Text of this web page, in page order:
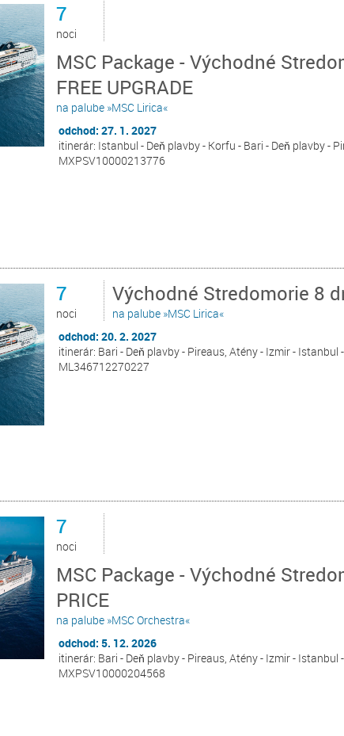
7
noci
MSC Package - Východné
FREE UPGRADE
na palube »MSC Lirica«
odchod: 27. 1. 2027
itinerár: Istanbul - Deň plavby - Korfu - Bari - Deň plavby -
MXPSV10000213776
7
noci
Východné Stredomorie 8
na palube »MSC Lirica«
odchod: 20. 2. 2027
itinerár: Bari - Deň plavby - Pireaus, Atény - Izmir - Istanbul
ML346712270227
7
noci
MSC Package - Východné
PRICE
na palube »MSC Orchestra«
odchod: 5. 12. 2026
itinerár: Bari - Deň plavby - Pireaus, Atény - Izmir - Istanbul
MXPSV10000204568